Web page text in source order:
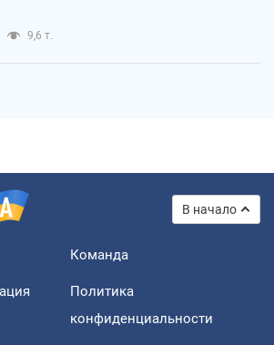
9,6 т.
В начало
Команда
Политика
конфиденциальности